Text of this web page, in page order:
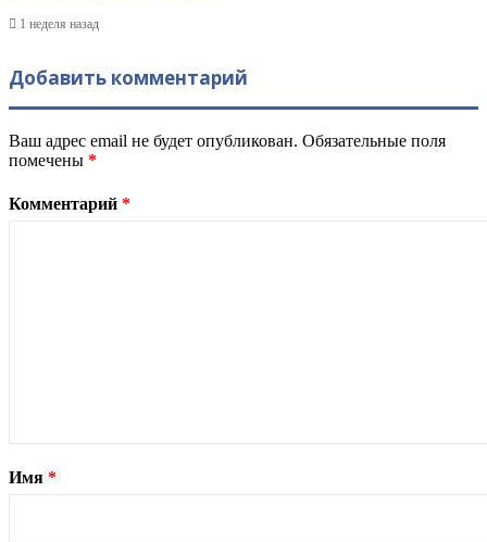
1 неделя назад
Добавить комментарий
Ваш адрес email не будет опубликован. Обязательные поля
помечены *
Комментарий *
Имя *